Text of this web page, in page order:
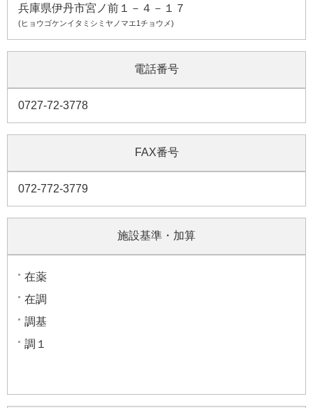
兵庫県伊丹市宮ノ前１－４－１７
(ヒョウゴケンイタミシミヤノマエ1チョウメ)
電話番号
0727-72-3778
FAX番号
072-772-3779
施設基準・加算
在薬
在調
調基
調１